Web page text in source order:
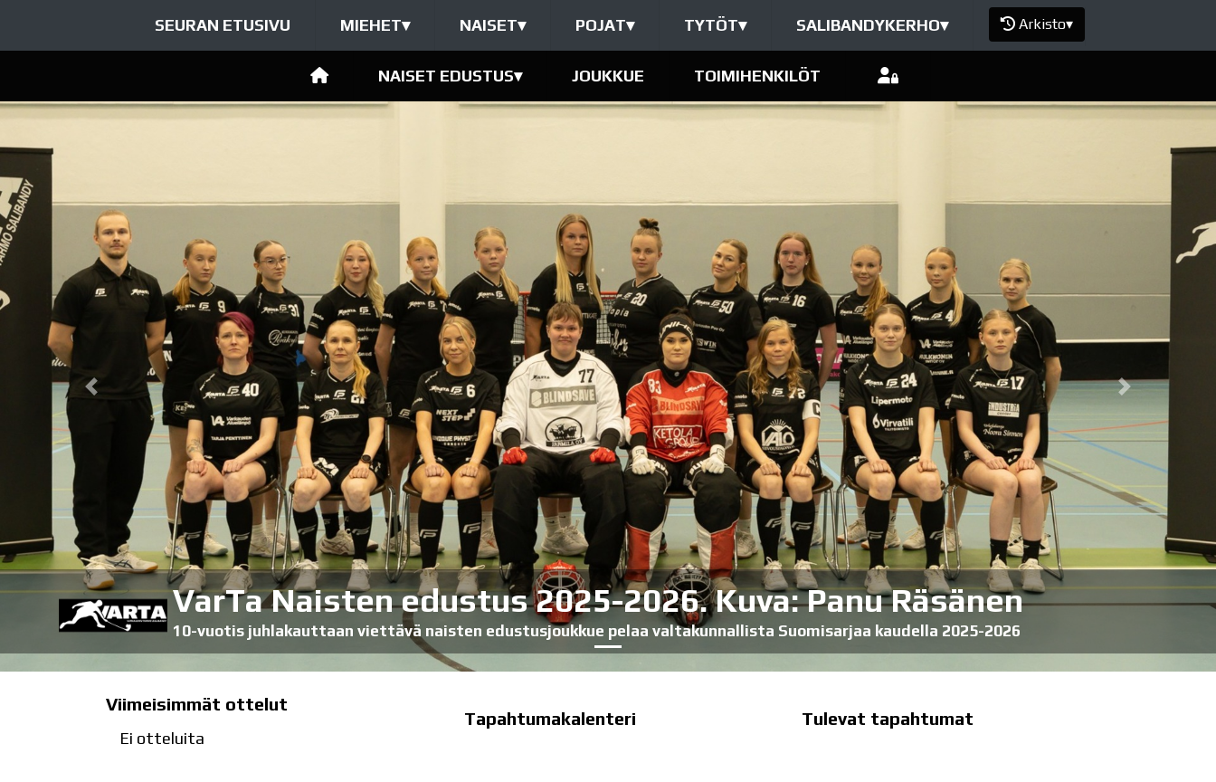
SEURAN ETUSIVU MIEHET▾ NAISET▾ POJAT▾ TYTÖT▾ SALIBANDYKERHO▾ Arkisto▾
NAISET EDUSTUS▾ JOUKKUE TOIMIHENKILÖT
VarTa Naisten edustus 2025-2026. Kuva: Panu Räsänen
10-vuotis juhlakauttaan viettävä naisten edustusjoukkue pelaa valtakunnallista Suomisarjaa kaudella 2025-2026
Previous Next
Viimeisimmät ottelut
Ei otteluita
Tapahtumakalenteri Tulevat tapahtumat